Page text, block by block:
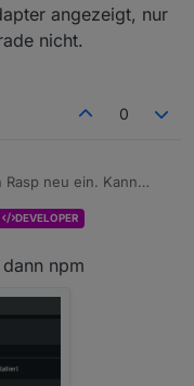
angezeigt, nur
nicht.
0
neu ein. Kann
weil neue Version jetzt
der Adapter
finde ich ihn
DEVELOPER
npm